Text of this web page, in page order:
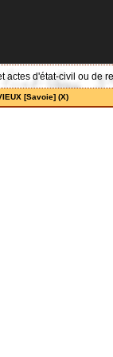
actes d'état-civil ou de
[Savoie] (X)